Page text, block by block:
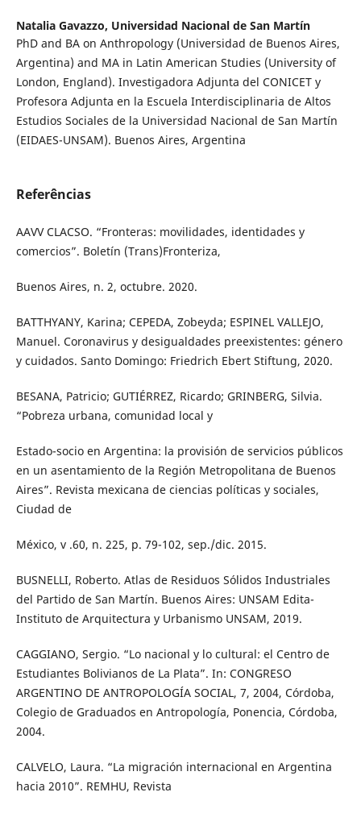
Natalia Gavazzo, Universidad Nacional de San Martín
PhD and BA on Anthropology (Universidad de Buenos Aires,
Argentina) and MA in Latin American Studies (University of
London, England). Investigadora Adjunta del CONICET y
Profesora Adjunta en la Escuela Interdisciplinaria de Altos
Estudios Sociales de la Universidad Nacional de San Martín
(EIDAES-UNSAM). Buenos Aires, Argentina
Referências
AAVV CLACSO. “Fronteras: movilidades, identidades y
comercios”. Boletín (Trans)Fronteriza,
Buenos Aires, n. 2, octubre. 2020.
BATTHYANY, Karina; CEPEDA, Zobeyda; ESPINEL VALLEJO,
Manuel. Coronavirus y desigualdades preexistentes: género
y cuidados. Santo Domingo: Friedrich Ebert Stiftung, 2020.
BESANA, Patricio; GUTIÉRREZ, Ricardo; GRINBERG, Silvia.
“Pobreza urbana, comunidad local y
Estado-socio en Argentina: la provisión de servicios públicos
en un asentamiento de la Región Metropolitana de Buenos
Aires”. Revista mexicana de ciencias políticas y sociales,
Ciudad de
México, v .60, n. 225, p. 79-102, sep./dic. 2015.
BUSNELLI, Roberto. Atlas de Residuos Sólidos Industriales
del Partido de San Martín. Buenos Aires: UNSAM Edita-
Instituto de Arquitectura y Urbanismo UNSAM, 2019.
CAGGIANO, Sergio. “Lo nacional y lo cultural: el Centro de
Estudiantes Bolivianos de La Plata”. In: CONGRESO
ARGENTINO DE ANTROPOLOGÍA SOCIAL, 7, 2004, Córdoba,
Colegio de Graduados en Antropología, Ponencia, Córdoba,
2004.
CALVELO, Laura. “La migración internacional en Argentina
hacia 2010”. REMHU, Revista